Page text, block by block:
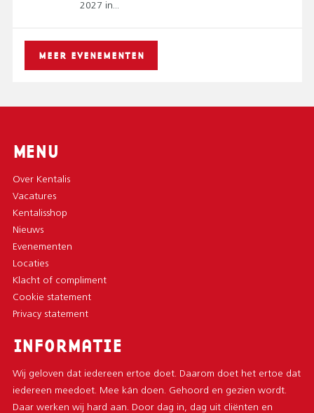
2027 in...
MEER EVENEMENTEN
MENU
Over Kentalis
Vacatures
Kentalisshop
Nieuws
Evenementen
Locaties
Klacht of compliment
Cookie statement
Privacy statement
INFORMATIE
Wij geloven dat iedereen ertoe doet. Daarom doet het ertoe dat
iedereen meedoet. Mee kán doen. Gehoord en gezien wordt.
Daar werken wij hard aan. Door dag in, dag uit cliënten en